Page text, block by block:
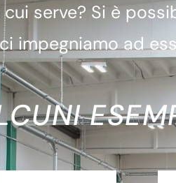
serve? Si è
ci impegniamo ad